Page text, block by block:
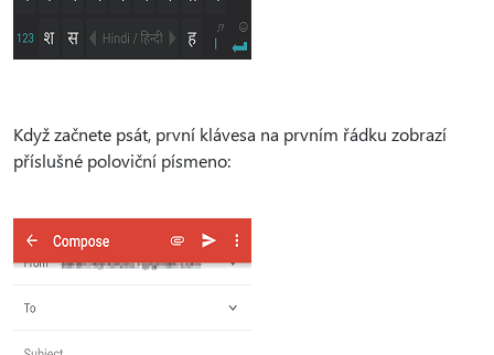
Když začnete psát, první klávesa na prvním řádku zobrazí
příslušné poloviční písmeno: